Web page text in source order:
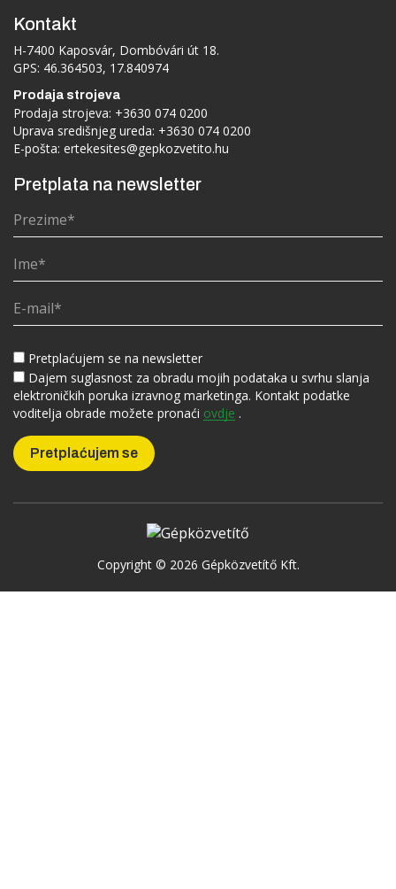
Kontakt
H-7400 Kaposvár, Dombóvári út 18.
GPS: 46.364503, 17.840974
Prodaja strojeva
Prodaja strojeva: +3630 074 0200
Uprava središnjeg ureda: +3630 074 0200
E-pošta: ertekesites@gepkozvetito.hu
Pretplata na newsletter
Pretplaćujem se na newsletter
Dajem suglasnost za obradu mojih podataka u svrhu slanja
elektroničkih poruka izravnog marketinga. Kontakt podatke
voditelja obrade možete pronaći ovdje .
Copyright © 2026 Gépközvetítő Kft.